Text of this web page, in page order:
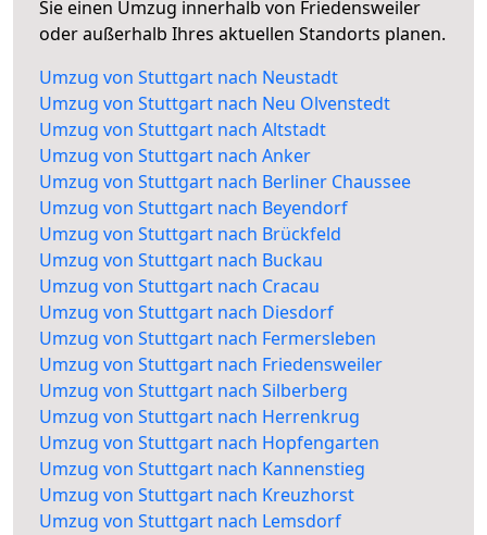
Sie einen Umzug innerhalb von Friedensweiler
oder außerhalb Ihres aktuellen Standorts planen.
Umzug von Stuttgart nach Neustadt
Umzug von Stuttgart nach Neu Olvenstedt
Umzug von Stuttgart nach Altstadt
Umzug von Stuttgart nach Anker
Umzug von Stuttgart nach Berliner Chaussee
Umzug von Stuttgart nach Beyendorf
Umzug von Stuttgart nach Brückfeld
Umzug von Stuttgart nach Buckau
Umzug von Stuttgart nach Cracau
Umzug von Stuttgart nach Diesdorf
Umzug von Stuttgart nach Fermersleben
Umzug von Stuttgart nach Friedensweiler
Umzug von Stuttgart nach Silberberg
Umzug von Stuttgart nach Herrenkrug
Umzug von Stuttgart nach Hopfengarten
Umzug von Stuttgart nach Kannenstieg
Umzug von Stuttgart nach Kreuzhorst
Umzug von Stuttgart nach Lemsdorf